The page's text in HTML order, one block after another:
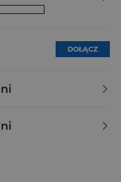
DOŁĄCZ